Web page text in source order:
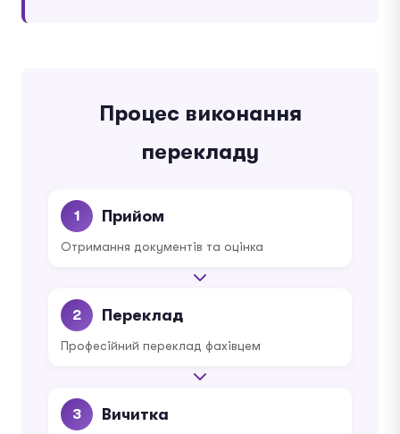
Процес виконання
перекладу
1 Прийом
Отримання документів та оцінка
2 Переклад
Професійний переклад фахівцем
3 Вичитка